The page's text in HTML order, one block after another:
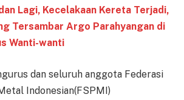
Lagi, Kecelakaan Kereta Terjadi,
Tersambar Argo Parahyangan di
Wanti-wanti
dan seluruh anggota Federasi
Indonesian(FSPMI)